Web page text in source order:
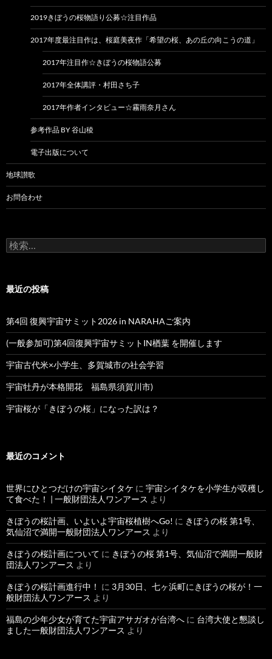
2019きぼうの桜物語り公募☆注目作品
2017年度最注目作は、桜庭美夜作「希望の桜、あの丘の向こうの道」
2017年注目作☆きぼうの桜物語公募
2017年全体講評・村田さち子
2017年作者インタビュー☆霧雨奈月さん
参考作品 BY 谷山稜
電子出版について
地球讃歌
お問合わせ
検
索:
最近の投稿
第4回 復興宇宙サミット2026 in NARAHAご案内
(一般参加可)第4回復興宇宙サミットIN楢葉 を開催します
宇宙古代米×小学生、多賀城市の社会学習
宇宙牡丹が本格開花 福島県須賀川市)
宇宙桜が「きぼうの桜」になった訳は？
最近のコメント
世界にひとつだけの宇宙シイタケ に 宇宙シイタケを小学生が収穫し
て食べた！ | 一般財団法人ワンアース より
きぼうの桜計画、いよいよ宇宙桜植樹へGo! に きぼうの桜 第1号、
気仙沼で満開一般財団法人ワンアース より
きぼうの桜計画について に きぼうの桜 第1号、気仙沼で満開一般財
団法人ワンアース より
きぼうの桜計画進行中！ に 3月30日、七ヶ浜町にきぼうの桜が！一
般財団法人ワンアース より
福島の少年少女が育てた宇宙アサガオが台湾へ に 台湾大使と懇談し
ました一般財団法人ワンアース より